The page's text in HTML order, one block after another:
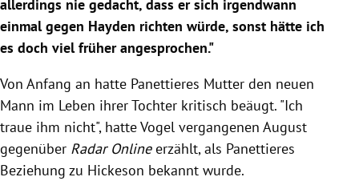
allerdings nie gedacht, dass er sich irgendwann
einmal gegen Hayden richten würde, sonst hätte ich
es doch viel früher angesprochen."
Von Anfang an hatte Panettieres Mutter den neuen
Mann im Leben ihrer Tochter kritisch beäugt. "Ich
traue ihm nicht", hatteVogel vergangenen August
gegenüber Radar Onlineerzählt, als Panettieres
Beziehung zu Hickeson bekannt wurde.